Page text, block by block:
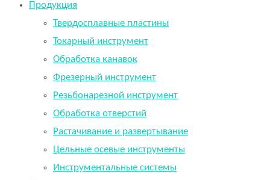
Продукция
Твердосплавные пластины
Токарный инструмент
Обработка канавок
Фрезерный инструмент
Резьбонарезной инструмент
Обработка отверстий
Растачивание и развертывание
Цельные осевые инструменты
Инструментальные системы